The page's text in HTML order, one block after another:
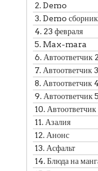
2.Demo
3.Demo сборник
4. 23 февраля
5. Max-mara
6. Автоответчик 2
7. Автоответчик 3
8. Автоответчик 4
9. Автоответчик 5
10. Автоответчик
11. Азалия
12. Анонс
13. Асфальт
14.Блюда на